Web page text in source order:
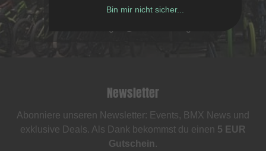
+49/711/21954890
Newsletter
Abonniere unseren Newsletter: Events, BMX News und
exklusive Deals. Als Dank bekommst du einen 5 EUR
Gutschein.
Bin mir nicht sicher...